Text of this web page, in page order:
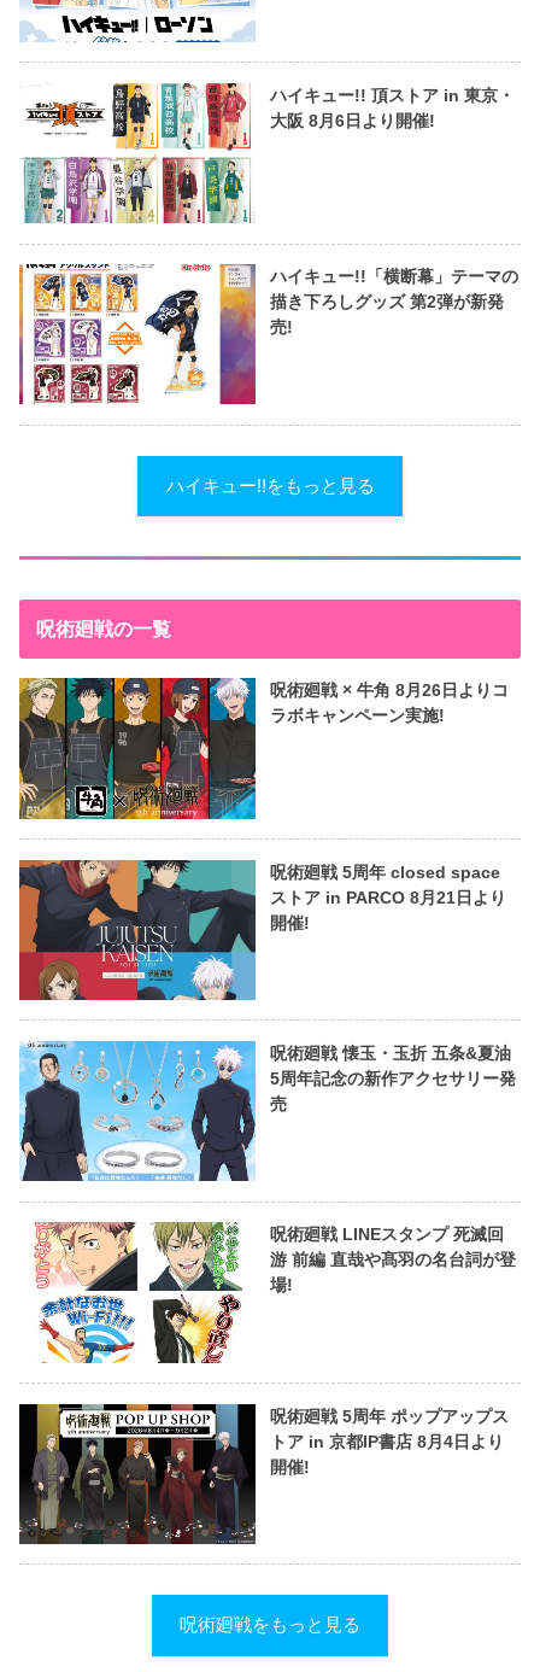
ハイキュー!! 頂ストア in 東京・
大阪 8月6日より開催!
ハイキュー!!「横断幕」テーマの
描き下ろしグッズ 第2弾が新発
売!
ハイキュー!!をもっと見る
呪術廻戦の一覧
呪術廻戦 × 牛角 8月26日よりコ
ラボキャンペーン実施!
呪術廻戦 5周年 closed space
ストア in PARCO 8月21日より
開催!
呪術廻戦 懐玉・玉折 五条&夏油
5周年記念の新作アクセサリー発
売
呪術廻戦 LINEスタンプ 死滅回
游 前編 直哉や髙羽の名台詞が登
場!
呪術廻戦 5周年 ポップアップス
トア in 京都IP書店 8月4日より
開催!
呪術廻戦をもっと見る